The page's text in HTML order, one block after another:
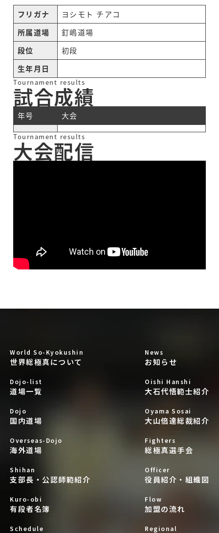
フリガナ
ヨシモト チアコ
所属道場
釘嶋道場
段位
初段
生年月日
Tournament results
試合成績
年号 大会
Tournament results
大会配信
World So-Kyokushin
世界総極真について
Dojo-list
道場一覧
Dojo
国内道場
Overseas-Dojo
海外道場
News
お知らせ
Oishi Hanshi
大石代悟範士紹介
Oyama Sosai
大山倍達総裁紹介
Fighters
総極真選手会
Shihan
支部長・公認師範紹介
Kuro-obi
有段者名簿
Schedule
Officer
役員紹介・組織図
Flow
加盟の流れ
Regional